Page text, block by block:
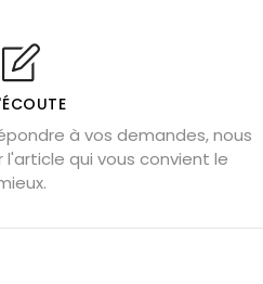
925
précautions
et couleurs
à vos demandes, nous
qui vous convient le